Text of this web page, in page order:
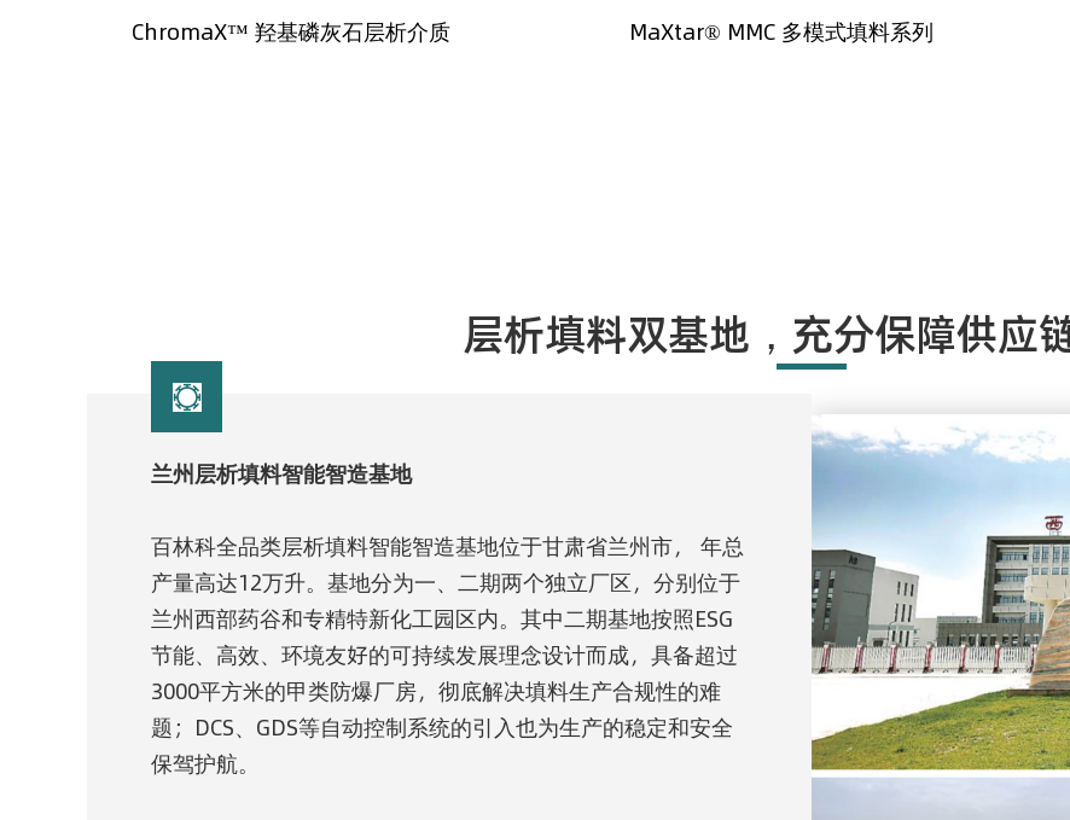
ChromaX™ 羟基磷灰石层析介质 MaXtar® MMC 多模式填料系列
层析填料双基地，充分保障供应

兰州层析填料智能智造基地
百林科全品类层析填料智能智造基地位于甘肃省兰州市， 年总
产量高达12万升。基地分为一、二期两个独立厂区，分别位于
兰州西部药谷和专精特新化工园区内。其中二期基地按照ESG
节能、高效、环境友好的可持续发展理念设计而成，具备超过
3000平方米的甲类防爆厂房，彻底解决填料生产合规性的难
题；DCS、GDS等自动控制系统的引入也为生产的稳定和安全
保驾护航。